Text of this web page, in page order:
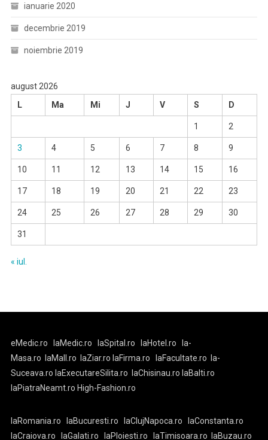
ianuarie 2020
decembrie 2019
noiembrie 2019
august 2026
L
Ma Mi J V S D
1 2
3 4 5 6 7 8 9
10 11 12 13 14 15 16
17 18 19 20 21 22 23
24 25 26 27 28 29 30
31
« iul.
eMedic.ro laMedic.ro laSpital.ro laHotel.ro
la-
Masa.ro
laMall.ro laZiar.ro laFirma.ro laFacultate.ro
la-
Suceava.ro laExecutareSilita.ro laChisinau.ro laBalti.ro
laPiatraNeamt.ro High-Fashion.ro
laRomania.ro laBucuresti.ro laClujNapoca.ro
laConstanta.ro
laCraiova.ro
laGalati.ro laPloiesti.ro laTimisoara.ro
laBuzau.ro